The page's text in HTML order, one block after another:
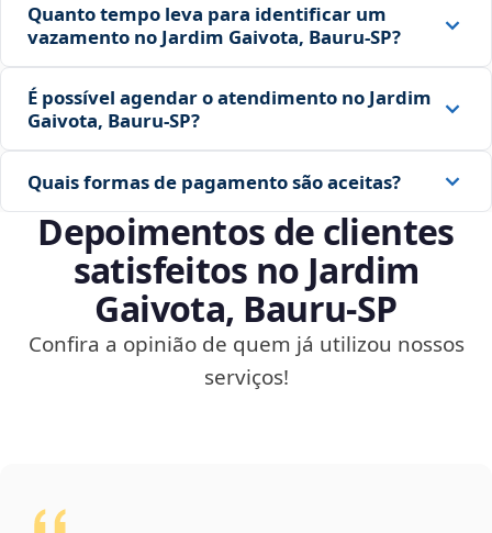
Quanto tempo leva para identificar um
vazamento no Jardim Gaivota, Bauru‑SP?
É possível agendar o atendimento no Jardim
Gaivota, Bauru‑SP?
Quais formas de pagamento são aceitas?
Depoimentos de clientes
satisfeitos no Jardim
Gaivota, Bauru‑SP
Confira a opinião de quem já utilizou nossos
serviços!